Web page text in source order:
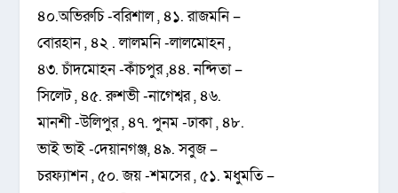
৪০.অভিরুচি -বরিশাল , ৪১. রাজমনি –
বোরহান , ৪২ . লালমনি -লালমোহন ,
৪৩. চাঁদমোহন -কাঁচপুর ,৪৪. নন্দিতা –
সিলেট , ৪৫. রুশভী -নাগেশ্বর , ৪৬.
মানশী -উলিপুর , ৪৭. পুনম -ঢাকা , ৪৮.
ভাই ভাই -দেয়ানগঞ্জ, ৪৯. সবুজ –
চরফ্যাশন , ৫০. জয় -শমসের , ৫১. মধুমতি –